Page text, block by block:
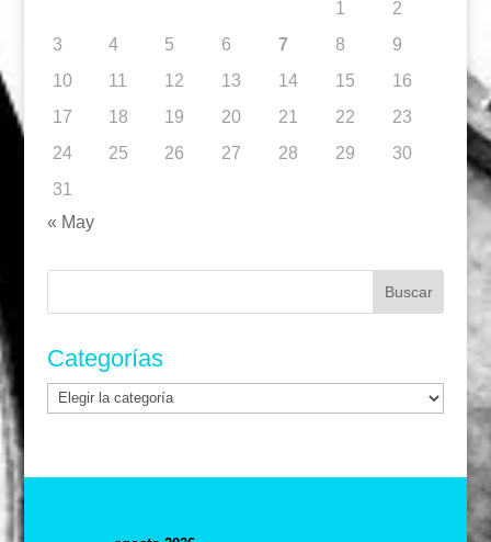
1
2
3
4 5 6 7 8
9
10
11 12 13 14 15
16
17
18 19 20 21 22
23
24
25 26 27 28 29
30
31
« May
Categorías
Categorías